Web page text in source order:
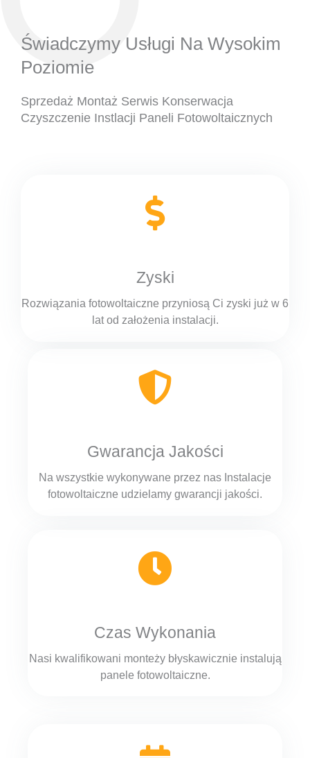
Świadczymy Usługi Na Wysokim
Poziomie
Sprzedaż Montaż Serwis Konserwacja
Czyszczenie Instlacji Paneli Fotowoltaicznych
Zyski
Rozwiązania fotowoltaiczne przyniosą Ci zyski już w 6
lat od założenia instalacji.
Gwarancja Jakości
Na wszystkie wykonywane przez nas Instalacje
fotowoltaiczne udzielamy gwarancji jakości.
Czas Wykonania
Nasi kwalifikowani monteży błyskawicznie instalują
panele fotowoltaiczne.